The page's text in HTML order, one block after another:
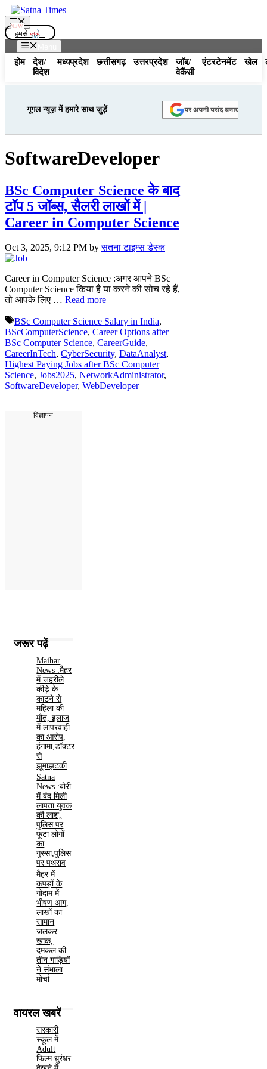
Skip
to
content
Menu
हमसे जुड़े...
होम
देश/
विदेश
मध्यप्रदेश छत्तीसगढ़ उत्तरप्रदेश
जॉब/
वेकैंसी
एंटरटेनमेंट खेल
गूगल न्यूज़ में हमारे साथ जुड़ें
SoftwareDeveloper
BSc Computer Science के बाद
टॉप 5 जॉब्स, सैलरी लाखों में |
Career in Computer Science
Oct 3, 2025, 9:12 PM byसतना टाइम्स डेस्क
Career in Computer Science :अगर आपने BSc
Computer Science किया है या करने की सोच रहे हैं,
तो आपके लिए … Read more
Tags
BSc Computer Science Salary in India,
BScComputerScience, Career Options after
BSc Computer Science, CareerGuide,
CareerInTech, CyberSecurity, DataAnalyst,
Highest Paying Jobs after BSc Computer
Science, Jobs2025, NetworkAdministrator,
SoftwareDeveloper, WebDeveloper
विज्ञापन
जरूर पढ़ें
Maihar
News :मैहर
में जहरीले
कीड़े के
काटने से
महिला की
मौत, इलाज
में लापरवाही
का आरोप,
हंगामा,डॉक्टर
से
झूमाझटकी
Satna
News :बोरी
में बंद मिली
लापता युवक
की लाश,
पुलिस पर
फूटा लोगों
का
गुस्सा,पुलिस
पर पथराव
मैहर में
कपड़ों के
गोदाम में
भीषण आग,
लाखों का
सामान
जलकर
खाक,
दमकल की
तीन गाड़ियों
ने संभाला
मोर्चा
वायरल खबरें
सरकारी
स्कूल में
Adult
फिल्म धुरंधर